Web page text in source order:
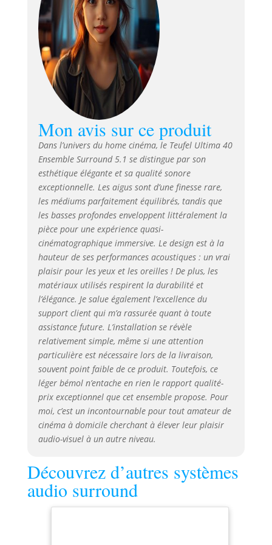
assortis pour une
enveloppe sonore
imposante et une
localisation précise
de tous les
événements
sonores. Puissant
caisson de basses
frontale ou bass-
reflex, avec option
de contrôle sans
fil. Système 3 voies
avec deux woofers
haute performance
pour des niveaux
élevés et sans
distorsion, tout en
offrant une
sonorité
équilibrée. Haut-
parleur médium-
grave en Kevlar
tissé avec un
phase-plug,
travaillé dans une
chambre séparée
avec des renforts
pour une
reproduction
précise et une
scène sonore
large. Le centre
ULTIMA avec
parleur médium-
grave garantit une
Mon avis sur ce produit
Dans l’univers du home cinéma, le Teufel Ultima 40
Ensemble Surround 5.1 se distingue par son
esthétique élégante et sa qualité sonore
exceptionnelle. Les aigus sont d’une finesse rare,
les médiums parfaitement équilibrés, tandis que
les basses profondes enveloppent littéralement la
pièce pour une expérience quasi-
cinématographique immersive. Le design est à la
hauteur de ses performances acoustiques : un vrai
plaisir pour les yeux et les oreilles ! De plus, les
matériaux utilisés respirent la durabilité et
l’élégance. Je salue également l’excellence du
support client qui m’a rassurée quant à toute
assistance future. L’installation se révèle
relativement simple, même si une attention
particulière est nécessaire lors de la livraison,
souvent point faible de ce produit. Toutefois, ce
léger bémol n’entache en rien le rapport qualité-
prix exceptionnel que cet ensemble propose. Pour
moi, c’est un incontournable pour tout amateur de
cinéma à domicile cherchant à élever leur plaisir
audio-visuel à un autre niveau.
Découvrez d’autres systèmes
audio surround